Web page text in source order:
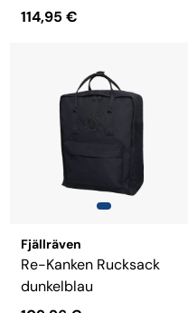
114,95 €
Fjällräven
Re-Kanken Rucksack
dunkelblau